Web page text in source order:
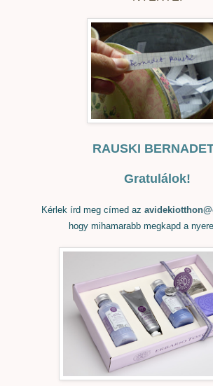
RAUSKI
Gratulálok!
Kérlek írd meg címed az
hogy mihamarabb megkapd a